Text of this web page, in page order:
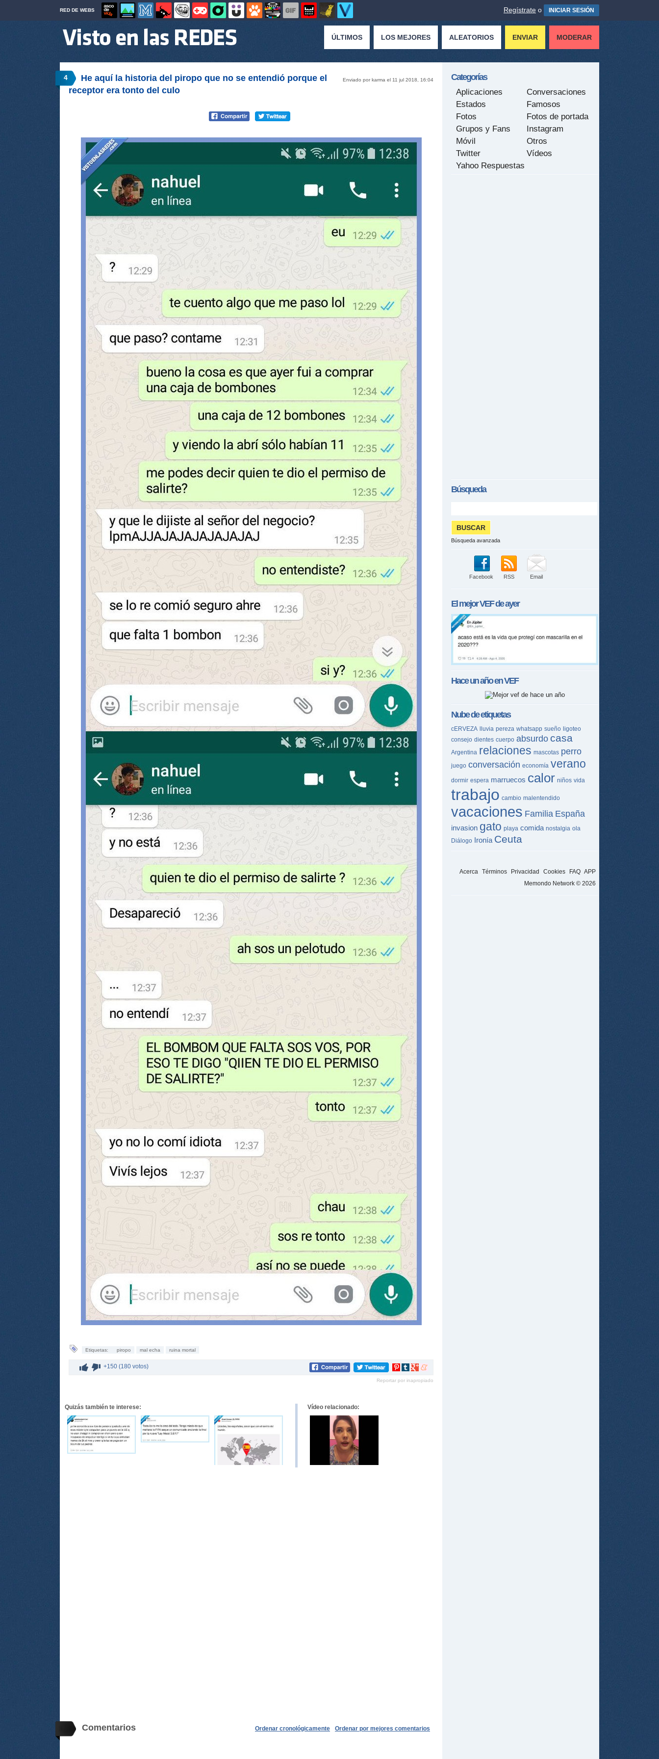
RED DE WEBS Regístrate o INICIAR SESIÓN
ÚLTIMOS LOS MEJORES ALEATORIOS ENVIAR MODERAR
4 Enviado por karma el 11 jul 2018, 16:04
He aquí la historia del piropo que no se entendió porque el
receptor era tonto del culo
Etiquetas: piropo mal echa ruina mortal
+150 (180 votos)
Compartir
Pinterest
Compartir
tumblr
Compartir
Google+
Compartir
meneame
Reportar por inapropiado
Quizás también te interese: Vídeo relacionado:
Comentarios Ordenar por mejores comentarios
Ordenar cronológicamente
Categorías
Aplicaciones
Conversaciones
Estados
Famosos
Fotos
Fotos de portada
Grupos y Fans
Instagram
Móvil
Otros
Twitter
Vídeos
Yahoo Respuestas
Búsqueda
Búsqueda avanzada
Facebook RSS Email
El mejorVEFde ayer
Hace un año enVEF
Nube de etiquetas
cERVEZA lluvia pereza whatsapp sueño ligoteo
consejo dientes cuerpo absurdo casa
Argentina relaciones mascotas perro
juego conversación economía verano
dormir espera marruecos calor niños vida
trabajo cambio malentendido
vacaciones Familia España
invasion gato playa comida nostalgia ola
Diálogo Ironía Ceuta
Acerca Términos Privacidad Cookies FAQ APP
Memondo Network © 2026